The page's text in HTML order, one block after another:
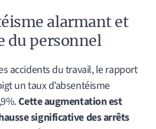
alarmant et
du personnel
accidents du travail, le rapport
un taux d’absentéisme
Cette augmentation est
significative des arrêts